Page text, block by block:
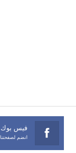
فيس بوك
انضم لصفحتنا